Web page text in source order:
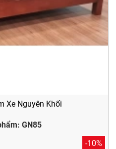
Xe Nguyên Khối
GN85
-10%